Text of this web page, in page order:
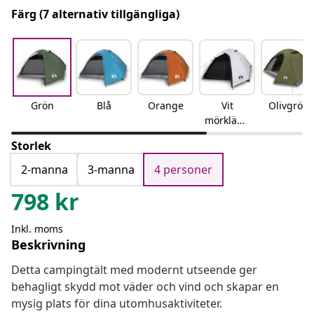
Färg (7 alternativ tillgängliga)
Grön Blå Orange
Vit
mörklägg
ning
Olivgrön
Storlek
2-manna
3-manna 4 personer
798 kr
Inkl. moms
Beskrivning
Detta campingtält med modernt utseende ger
behagligt skydd mot väder och vind och skapar en
mysig plats för dina utomhusaktiviteter.